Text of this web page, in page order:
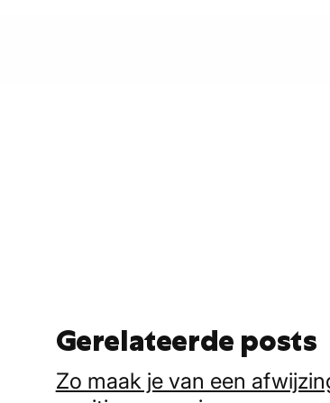
Gerelateerde posts
Zo maak je van een